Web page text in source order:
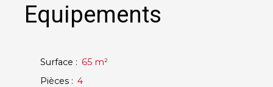
Equipements
Surface : 65 m²
Pièces : 4